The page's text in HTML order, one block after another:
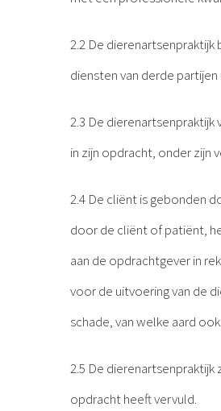
2.2 De
diensten van derde
2.3 De
in zijn opdracht, onder zijn
2.4 De cliënt is gebonden
door de cliënt of patiënt,
aan de opdrachtgever in
voor de uitvoering van de
schade, van welke aard ook.
2.5 De
opdracht heeft vervuld.